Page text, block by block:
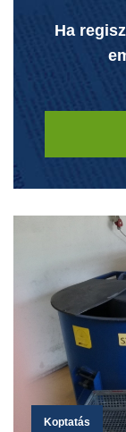
Ha
Koptatás